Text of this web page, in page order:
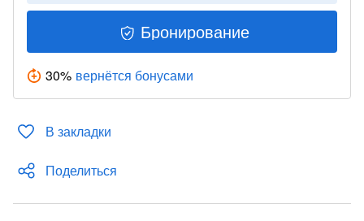
Бронирование
30% вернётся бонусами
В закладки
Поделиться